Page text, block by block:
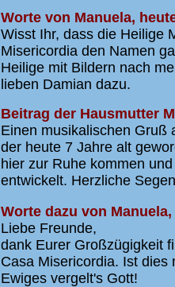
Worte von Manuela,
Wisst Ihr, dass die Heilige
Misericordia den Namen
Heilige mit Bildern nach
lieben Damian dazu.
Beitrag der Hausmutter
Einen musikalischen Gruß
der heute 7 Jahre alt
hier zur Ruhe kommen
entwickelt. Herzliche
Worte dazu von Manuela,
Liebe Freunde,
dank Eurer Großzügigkeit
Casa Misericordia. Ist dies
Ewiges vergelt's Gott!